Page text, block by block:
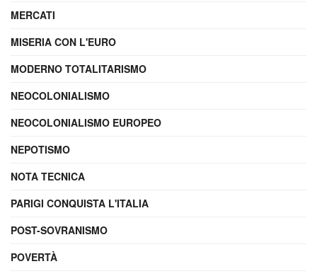
MERCATI
MISERIA CON L'EURO
MODERNO TOTALITARISMO
NEOCOLONIALISMO
NEOCOLONIALISMO EUROPEO
NEPOTISMO
NOTA TECNICA
PARIGI CONQUISTA L'ITALIA
POST-SOVRANISMO
POVERTÀ